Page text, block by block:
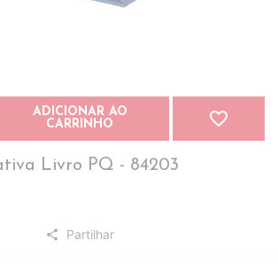
ADICIONAR AO
CARRINHO
favorite_border
Livro PQ - 84203
share Partilhar